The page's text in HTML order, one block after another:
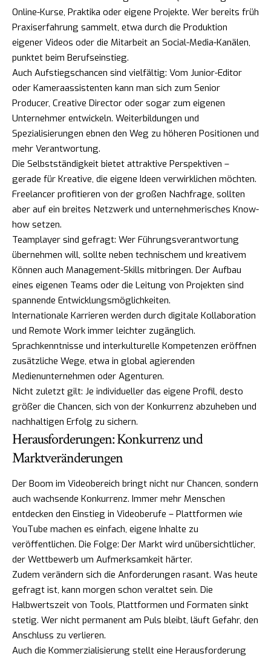
Online-Kurse, Praktika oder eigene Projekte. Wer bereits früh
Praxiserfahrung sammelt, etwa durch die Produktion
eigener Videos oder die Mitarbeit an Social-Media-Kanälen,
punktet beim Berufseinstieg.
Auch Aufstiegschancen sind vielfältig: Vom Junior-Editor
oder Kameraassistenten kann man sich zum Senior
Producer, Creative Director oder sogar zum eigenen
Unternehmer entwickeln. Weiterbildungen und
Spezialisierungen ebnen den Weg zu höheren Positionen und
mehr Verantwortung.
Die Selbstständigkeit bietet attraktive Perspektiven –
gerade für Kreative, die eigene Ideen verwirklichen möchten.
Freelancer profitieren von der großen Nachfrage, sollten
aber auf ein breites Netzwerk und unternehmerisches Know-
how setzen.
Teamplayer sind gefragt: Wer Führungsverantwortung
übernehmen will, sollte neben technischem und kreativem
Können auch Management-Skills mitbringen. Der Aufbau
eines eigenen Teams oder die Leitung von Projekten sind
spannende Entwicklungsmöglichkeiten.
Internationale Karrieren werden durch digitale Kollaboration
und Remote Work immer leichter zugänglich.
Sprachkenntnisse und interkulturelle Kompetenzen eröffnen
zusätzliche Wege, etwa in global agierenden
Medienunternehmen oder Agenturen.
Nicht zuletzt gilt: Je individueller das eigene Profil, desto
größer die Chancen, sich von der Konkurrenz abzuheben und
nachhaltigen Erfolg zu sichern.
Herausforderungen: Konkurrenz und
Marktveränderungen
Der Boom im Videobereich bringt nicht nur Chancen, sondern
auch wachsende Konkurrenz. Immer mehr Menschen
entdecken den Einstieg in Videoberufe – Plattformen wie
YouTube machen es einfach, eigene Inhalte zu
veröffentlichen. Die Folge: Der Markt wird unübersichtlicher,
der Wettbewerb um Aufmerksamkeit härter.
Zudem verändern sich die Anforderungen rasant. Was heute
gefragt ist, kann morgen schon veraltet sein. Die
Halbwertszeit von Tools, Plattformen und Formaten sinkt
stetig. Wer nicht permanent am Puls bleibt, läuft Gefahr, den
Anschluss zu verlieren.
Auch die Kommerzialisierung stellt eine Herausforderung